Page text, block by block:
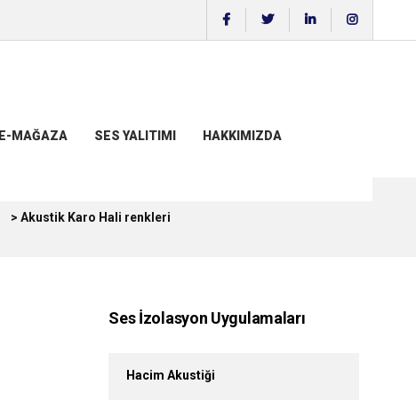
E-MAĞAZA SES YALITIMI
HAKKIMIZDA
> Akustik Karo Hali renkleri
Ses İzolasyon Uygulamaları
Hacim Akustiği